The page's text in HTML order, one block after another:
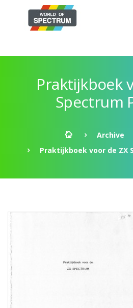
Praktijkboek
Spectrum
Archive
Praktijkboek voor de ZX